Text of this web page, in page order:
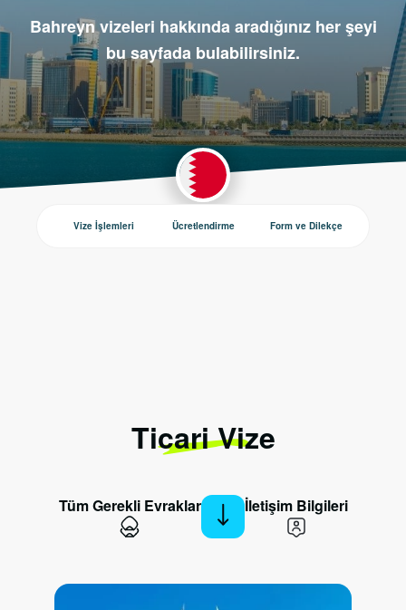
Bahreyn vizeleri hakkında aradığınız her şeyi
bu sayfada bulabilirsiniz.
Vize İşlemleri Ücretlendirme Form ve Dilekçe
Ticari Vize
Tüm Gerekli Evraklar İletişim Bilgileri